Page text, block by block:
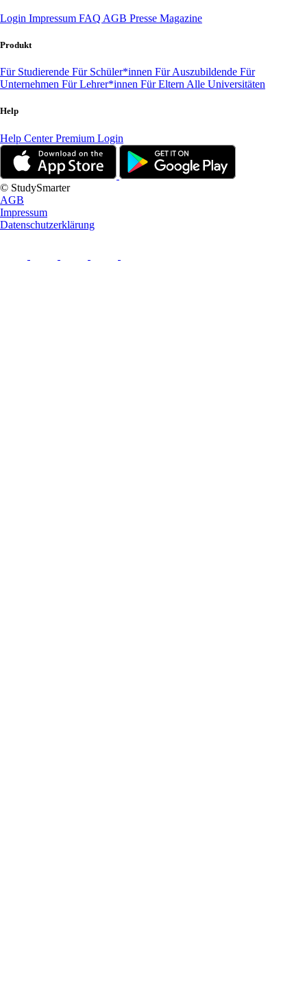
Login Impressum FAQ AGB Presse Magazine
Produkt
Für Studierende Für Schüler*innen Für Auszubildende Für
Unternehmen Für Lehrer*innen Für Eltern Alle Universitäten
Help
Help CenterPremium Login
© StudySmarter
AGB
Impressum
Datenschutzerklärung